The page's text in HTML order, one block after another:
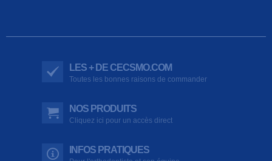
LES + DE CECSMO.COM
Toutes les bonnes raisons de commander
NOS PRODUITS
Cliquez ici pour un accès direct
INFOS PRATIQUES